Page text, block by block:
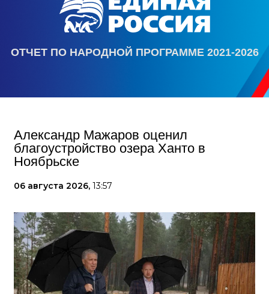
ОТЧЕТ ПО НАРОДНОЙ ПРОГРАММЕ 2021-2026
Александр Мажаров оценил
благоустройство озера Ханто в
Ноябрьске
06 августа 2026, 13:57